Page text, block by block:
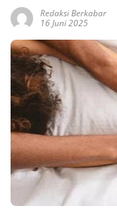
Redaksi Berkabar
16 Juni 2025